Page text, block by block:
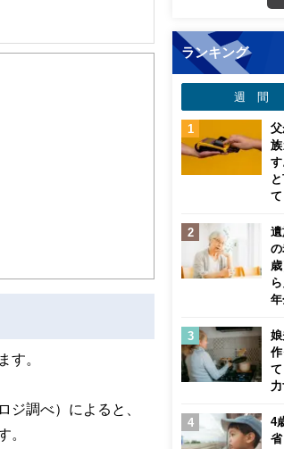
知識がない方でも理解でき
ドバイザー、DCプランナ
筆者・監修者として迎
す。
ジ調べ）によると、
。
ランキング
週 間
父
族
す
て
遺
の
年
娘
作
て
4
省